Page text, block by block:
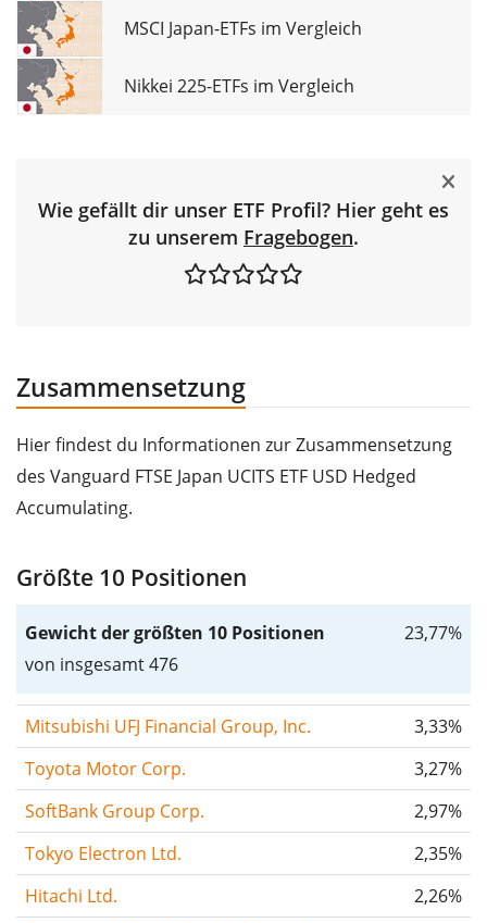
MSCI Japan-ETFs im Vergleich
Nikkei 225-ETFs im Vergleich
Wie gefällt dir unser ETF Profil? Hier geht es
zu unserem Fragebogen.
Zusammensetzung
Hier findest du Informationen zur Zusammensetzung
des Vanguard FTSE Japan UCITS ETF USD Hedged
Accumulating.
Größte 10 Positionen
Gewicht der größten 10 Positionen
von insgesamt 476
23,77%
Mitsubishi UFJ Financial Group, Inc.
3,33%
Toyota Motor Corp.
3,27%
SoftBank Group Corp.
2,97%
Tokyo Electron Ltd.
2,35%
Hitachi Ltd.
2,26%